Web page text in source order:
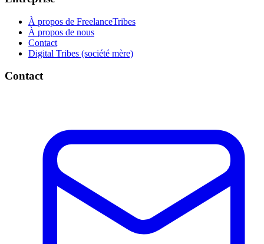
À propos de FreelanceTribes
À propos de nous
Contact
Digital Tribes (société mère)
Contact